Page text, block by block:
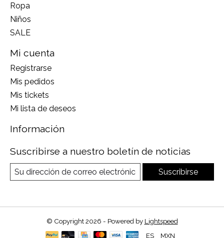
Ropa
Niños
SALE
Mi cuenta
Registrarse
Mis pedidos
Mis tickets
Mi lista de deseos
Información
Suscribirse a nuestro boletín de noticias
Suscribirse
© Copyright 2026 - Powered by Lightspeed
ES
MXN